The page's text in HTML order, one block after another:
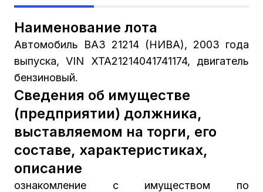
Наименование лота
Автомобиль ВАЗ 21214 (НИВА), 2003 года
выпуска, VIN XTA21214041741174, двигатель
бензиновый.
Сведения об имуществе
(предприятии) должника,
выставляемом на торги, его
составе, характеристиках,
описание
ознакомление с имуществом по